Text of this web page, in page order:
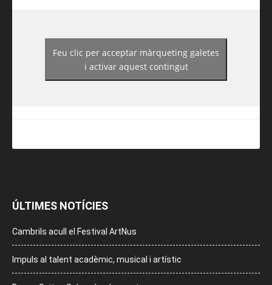
https://www.facebook.com/guiadereus/
Feu clic per acceptar màrqueting galetes
i activar aquest contingut
ÚLTIMES NOTÍCIES
Cambrils acull el Festival ArtNus
Impuls al talent acadèmic, musical i artístic